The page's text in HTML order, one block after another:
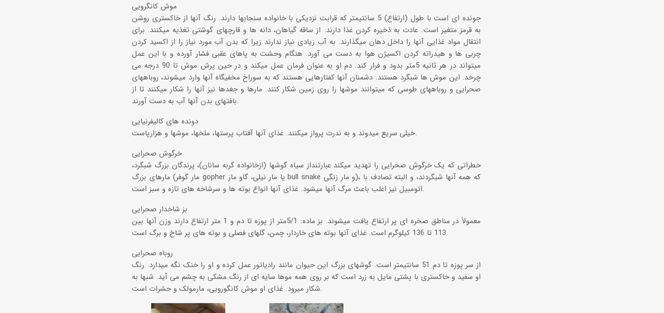
موش کانگرویی
جونده ای است با طول (ارتفاع) 5 سانتیمتر که قرابت نزدیکی با خانواده سنجابها دارند. رنگ آنها از خاکستری روشن
به قرمز متغیر است. عادت به ذخیره کردن غذا دارند. از ساقه گیاهان، دانه ها و قارچهای گوشتی تغذیه میکنند. برای
انتقال مواد غذایی آنها را داخل دهان میگذارند. به آب زیادی نیاز ندارند زیرا که بدن آب مورد نیاز را از اکسید کردن
چربی ها و هیدراته کردن اکسیژن هوا به دست می آورد. هنگام وحشت به پاهای عقبی فشار آورده و با این عمل
میتواند در هر ثانیه 5متر بدود و فرار کند. دم او به عنوان فرمان عمل میکند و در حین پرش موش تا 90 درجه می
چرخد. این موش ها شبگرد هستند. دشمنان آنها کفتارهایی هستند که به سوراخ مخفیگاه آنها وارد میشوند، روباههای
صحرایی و روباههای طوسی که میتوانند موشها را روی زمین شکار کنند. مارها و جغدها نیز آنها را شکار میکنند تا از
بافتهای بدن آنها آب به دست آورند.
دونده های کالیفرنیایی
خیلی سریع میدوند و به ندرت پرواز میکنند. غذای آنها آفتاب پرستها، ملخها، موشها و هزارپاست.
خرگوش صحرایی
خطراتی که یک خرگوش صحرایی را تهدید میکند عبارتنداز سیاه گوشها (ازخانواده گربه سانان)، پرندگان بزرگ شبگرد،
مارهای بزرگ (مار گوفر gopher یا مار نیلی، گاو مار bull snake و مار زنگی)، که همه آنها شبگردند، و البته تصادف با
اتومبیل نیز اغلب باعث مرگ آنها میشود. غذای آنها انواع بوته ها و سرشاخه های تازه و سبز است.
بز شاخدار صحرایی
معمولاً در مناطق صخره ای پر ارتفاع یافت میشوند. بز ماده: 5/1متر از پوزه تا دم و 1 متر ارتفاع دارند وزن آنها بین
113 تا 136 کیلوگرم است. غذای آنها بوته های خاردار، چمن، گلهای فصلی و بوته های پر شاخ و برگ است.
روباه صحرایی
از سر پوزه تا دم 51 سانتیمتر است. گوشهای بزرگ این حیوان مانند رادیاتور عمل کرده و او را خنک نگه میدارد. رنگ
او سفید و خاکستری با پشتی مایل به زرد است که بر روی همه موها سایه ای از رنگ مشکی به چشم می آید. شبها به
شکار میرود. غذای او موش کانگورویی، مارمولک و حشرات است.